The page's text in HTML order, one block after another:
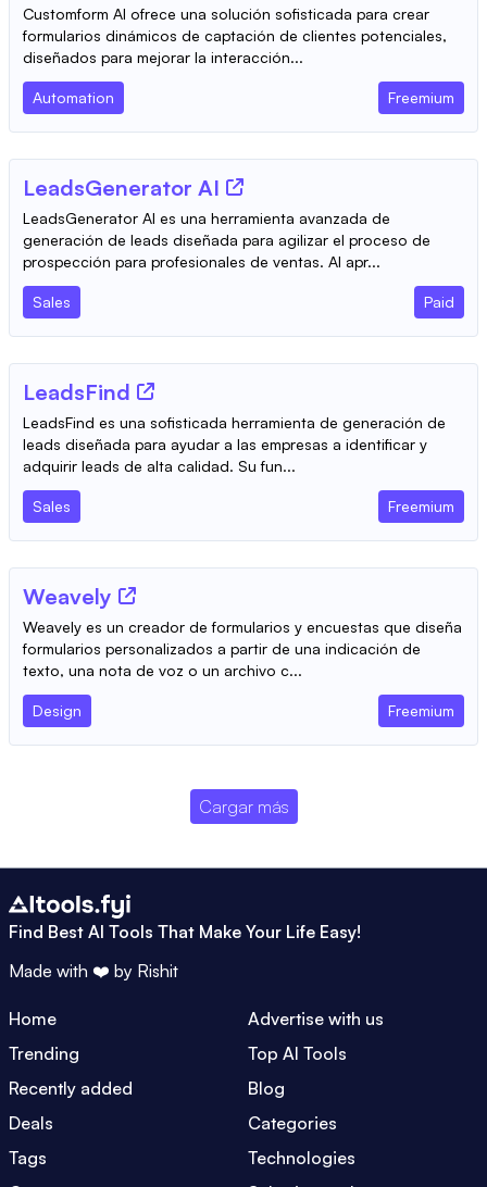
Customform AI ofrece una solución sofisticada para crear
formularios dinámicos de captación de clientes potenciales,
diseñados para mejorar la interacción...
Automation Freemium
LeadsGenerator AI
LeadsGenerator AI es una herramienta avanzada de
generación de leads diseñada para agilizar el proceso de
prospección para profesionales de ventas. Al apr...
Sales Paid
LeadsFind
LeadsFind es una sofisticada herramienta de generación de
leads diseñada para ayudar a las empresas a identificar y
adquirir leads de alta calidad. Su fun...
Sales Freemium
Weavely
Weavely es un creador de formularios y encuestas que diseña
formularios personalizados a partir de una indicación de
texto, una nota de voz o un archivo c...
Design Freemium
Cargar más
Find Best AI Tools That Make Your Life Easy!
Made with ❤️ by Rishit
Home
Advertise with us
Trending
Top AI Tools
Recently added
Blog
Deals
Categories
Tags
Technologies